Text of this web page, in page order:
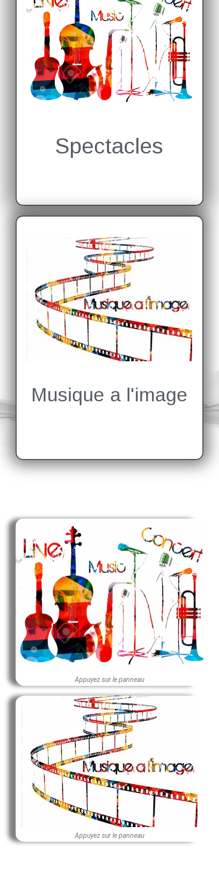
Spectacles
decouvrez mes différents projets.
Musique a l'image
Découvrez mon travail musical au service de l'image
(films, documentaires, publicités, jeux vidéo.)
Cliquez ici
Appuyez sur le panneau
Appuyez sur le panneau